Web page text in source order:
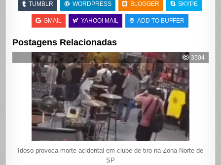
TUMBLR WORDPRESS BLOGGER SKYPE
GMAIL YAHOO! MAIL ADD TO BUFFER
Postagens Relacionadas
3504
Idoso provoca morte acidental em clube de tiro na Zona Norte de
SP